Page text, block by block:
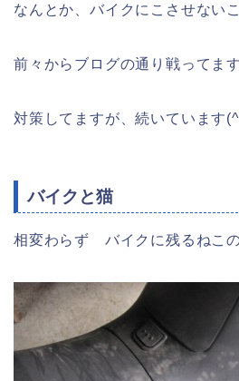
なんとか、バイクにこさせない
前々からブログの通り戦ってま
対策してますが、続いています
バイクと猫
相変わらず バイクに残るねこの